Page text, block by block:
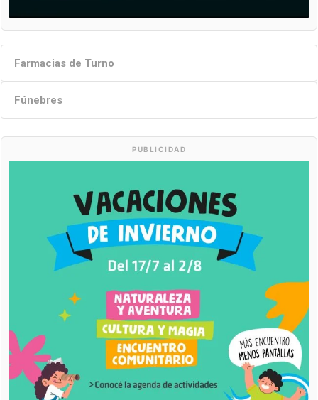
Farmacias de Turno
Fúnebres
PUBLICIDAD